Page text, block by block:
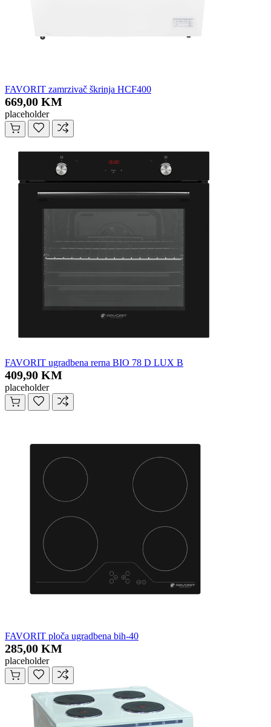
FAVORIT zamrzivač škrinja HCF400
669,00 KM
placeholder
FAVORIT ugradbena rerna BIO 78 D LUX B
409,90 KM
placeholder
FAVORIT ploča ugradbena bih-40
285,00 KM
placeholder